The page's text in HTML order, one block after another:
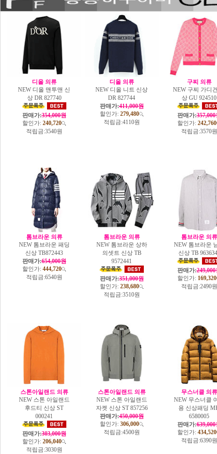
디올 의류
NEW 디올 맨투맨 신
상 DR 827740
판매가:354,000원
할인가: 240,720
적립금:3540원
디올 의류
NEW 디올 니트 신상
DR 827744
판매가:411,000원
할인가: 279,480
적립금:4110원
구찌 의류
NEW 구찌 가디
상 GU 924510
판매가:357,000
할인가: 242,760
적립금:3570원
톰브라운 의류
NEW 톰브라운 패딩
신상 TB872443
판매가:654,000원
할인가: 444,720
적립금:6540원
톰브라운 의류
NEW 톰브라운 상하
의셋트 신상 TB
9572441
판매가:351,000원
할인가: 238,680
적립금:3510원
톰브라운 의류
NEW 톰브라운
신상 TB
판매가:249,000
할인가: 169,320
적립금:2490원
스톤아일랜드 의류
NEW 스톤 아일랜드
후드티 신상 ST
000241
판매가:303,000원
할인가: 206,040
적립금:3030원
스톤아일랜드 의류
NEW 스톤 아일랜드
자켓 신상 ST 857256
판매가:450,000원
할인가: 306,000
적립금:4500원
무스너클 의류
NEW 무스너클
용 신상패딩
6580005
판매가:639,000
할인가: 434,520
적립금:6390원